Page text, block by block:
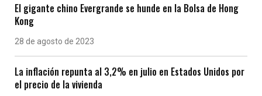
El gigante chino Evergrande se hunde en la Bolsa de Hong
Kong
28 de agosto de 2023
La inflación repunta al 3,2% en julio en Estados Unidos por
el precio de la vivienda